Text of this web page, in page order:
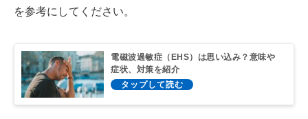
を参考にしてください。
電磁波過敏症（EHS）は思い込み？意味や
症状、対策を紹介